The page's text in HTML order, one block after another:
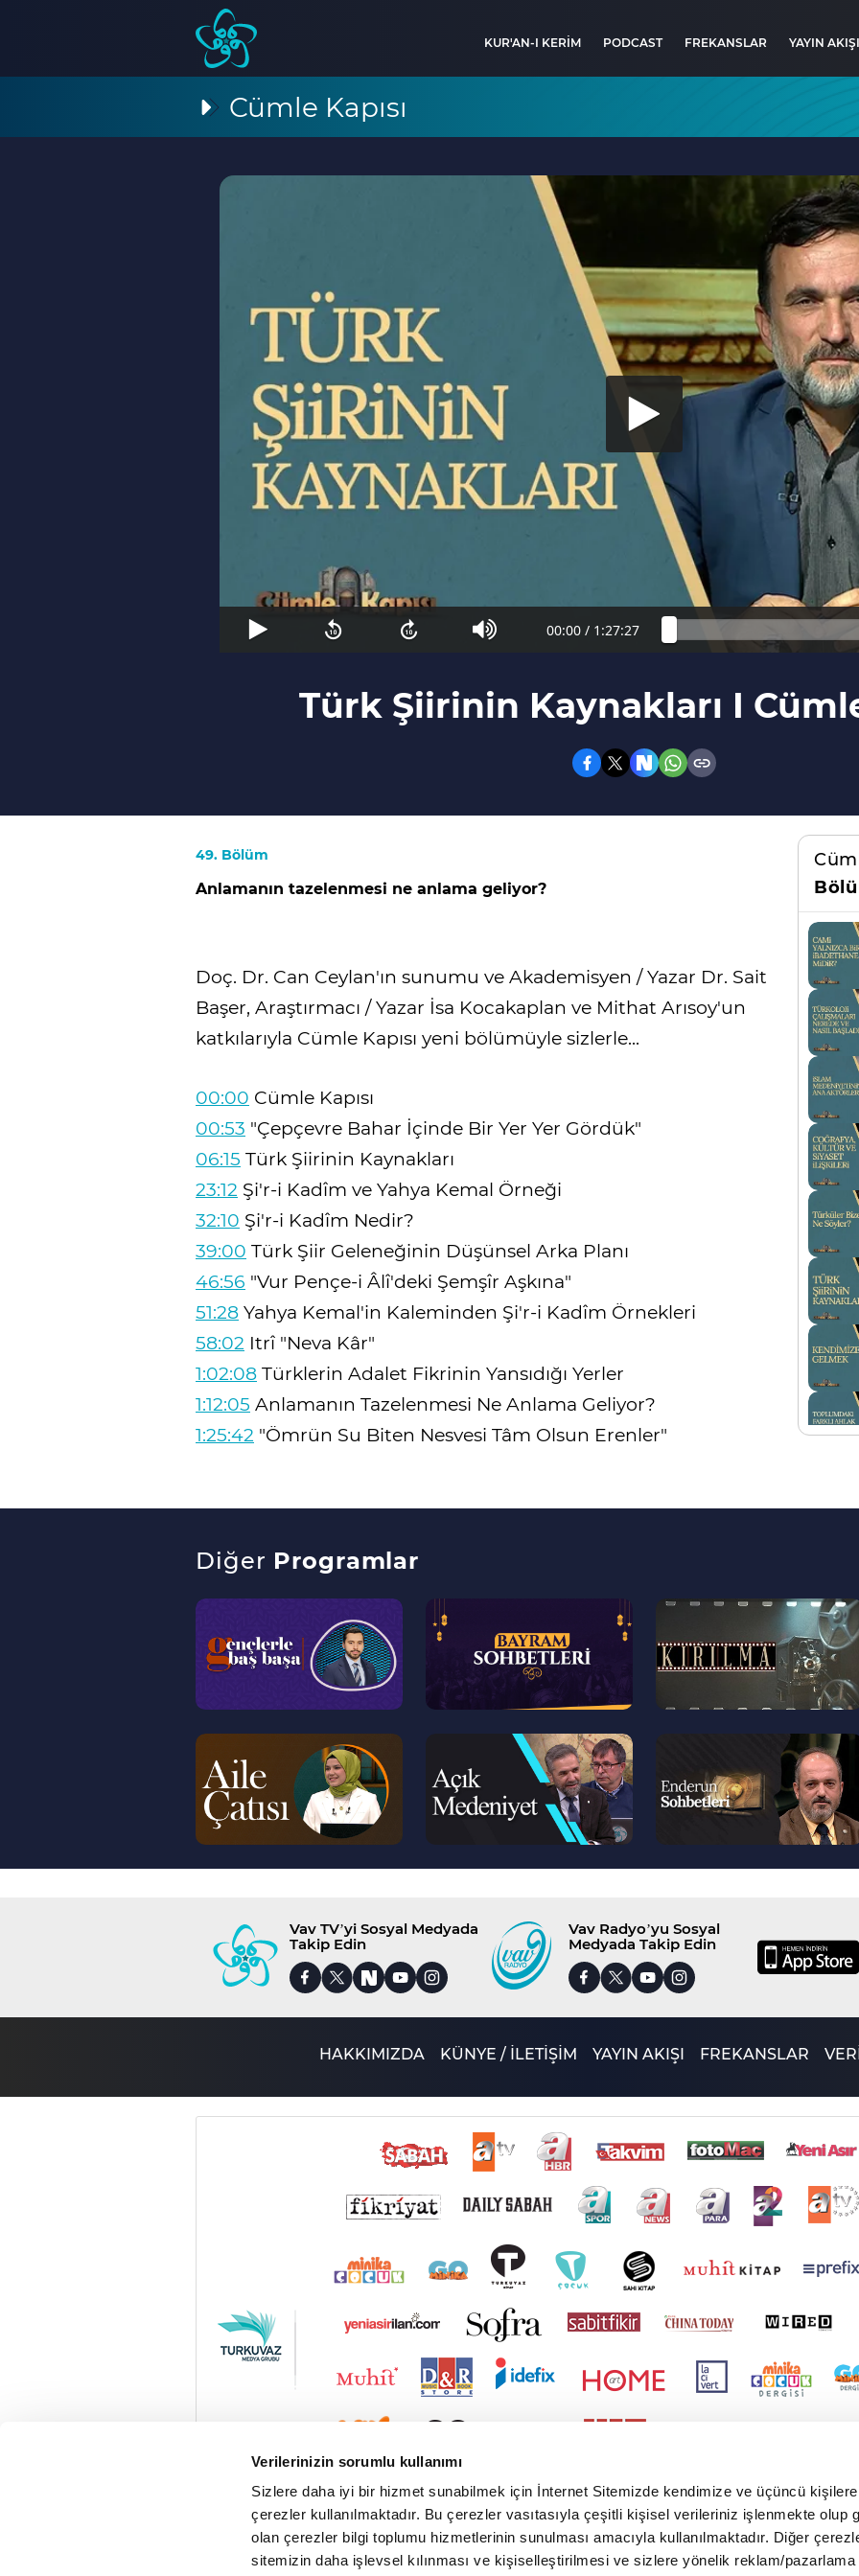
Verilerinizin sorumlu kullanımı
Sizlere daha iyi bir hizmet sunabilmek için İnternet Sitemizde kendimize ve üçüncü
çerezler kullanılmaktadır. Bu çerezler vasıtasıyla çeşitli kişisel verileriniz işlenmekte olup
olan çerezler bilgi toplumu hizmetlerinin sunulması amacıyla kullanılmaktadır. Diğer
sitemizin daha işlevsel kılınması ve kişiselleştirilmesi ve sizlere yönelik reklam/pazarlama
KUR'AN-I KERİM PODCAST FREKANSLAR YAYIN AKIŞI
Cümle Kapısı
00:00 / 1:27:27
Türk Şiirinin Kaynakları I Cümle
49. Bölüm
Anlamanın tazelenmesi ne anlama geliyor?
Doç. Dr. Can Ceylan'ın sunumu ve Akademisyen / Yazar Dr. Sait
Başer, Araştırmacı / Yazar İsa Kocakaplan ve Mithat Arısoy'un
katkılarıyla Cümle Kapısı yeni bölümüyle sizlerle...
00:00 Cümle Kapısı
00:53 "Çepçevre Bahar İçinde Bir Yer Yer Gördük"
06:15 Türk Şiirinin Kaynakları
23:12 Şi'r-i Kadîm ve Yahya Kemal Örneği
32:10 Şi'r-i Kadîm Nedir?
39:00 Türk Şiir Geleneğinin Düşünsel Arka Planı
46:56 "Vur Pençe-i Âlî'deki Şemşîr Aşkına"
51:28 Yahya Kemal'in Kaleminden Şi'r-i Kadîm Örnekleri
58:02 Itrî "Neva Kâr"
1:02:08 Türklerin Adalet Fikrinin Yansıdığı Yerler
1:12:05 Anlamanın Tazelenmesi Ne Anlama Geliyor?
1:25:42 "Ömrün Su Biten Nesvesi Tâm Olsun Erenler"
Diğer Programlar
>
--
>
--
--
>
--
Vav TV’yi Sosyal Medyada
Takip Edin
Vav Radyo’yu Sosyal
Medyada Takip Edin
HAKKIMIZDA KÜNYE / İLETİŞİM YAYIN AKIŞI FREKANSLAR